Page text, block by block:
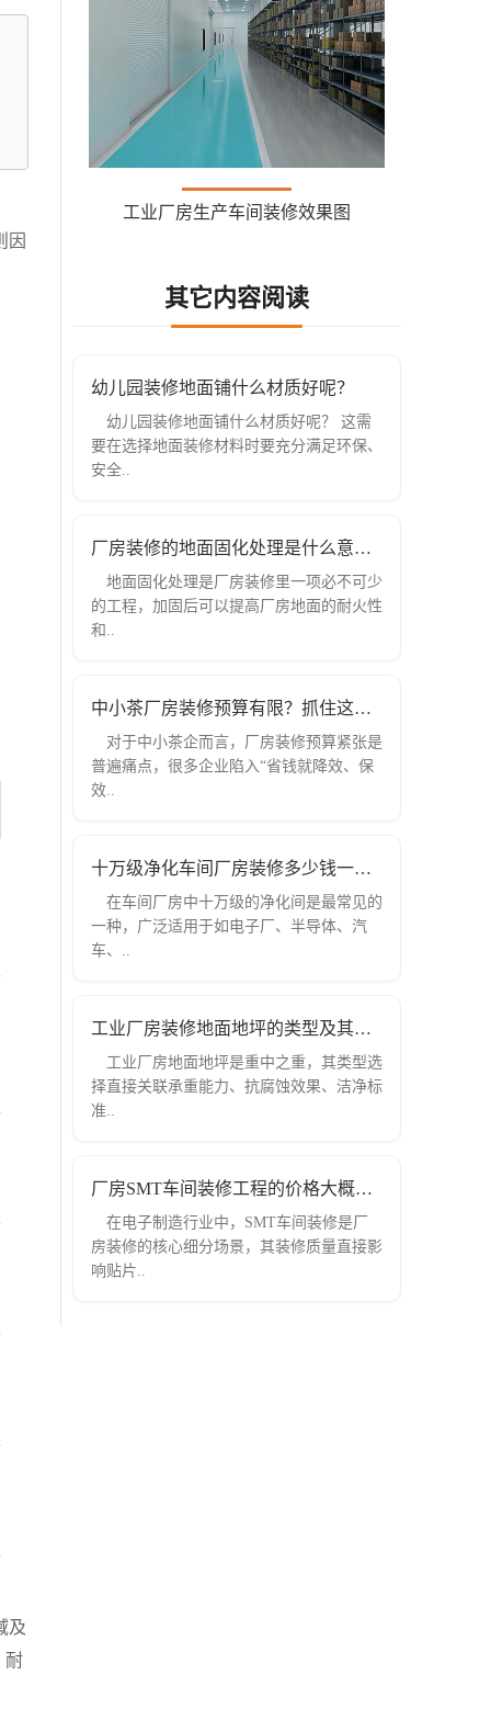
因
及
耐
工业厂房生产车间装修效果图
其它内容阅读
幼儿园装修地面铺什么材质好呢？
幼儿园装修地面铺什么材质好呢？ 这需
要在选择地面装修材料时要充分满足环保、
安全..
厂房装修的地面固化处理是什么意思？
地面固化处理是厂房装修里一项必不可少
的工程，加固后可以提高厂房地面的耐火性
和..
中小茶厂房装修预算有限？抓住这五个装
对于中小茶企而言，厂房装修预算紧张是
普遍痛点，很多企业陷入“省钱就降效、保
效..
十万级净化车间厂房装修多少钱一平米？
在车间厂房中十万级的净化间是最常见的
一种，广泛适用于如电子厂、半导体、汽
车、..
工业厂房装修地面地坪的类型及其特点是
工业厂房地面地坪是重中之重，其类型选
择直接关联承重能力、抗腐蚀效果、洁净标
准..
厂房SMT车间装修工程的价格大概是多少？
在电子制造行业中，SMT车间装修是厂
房装修的核心细分场景，其装修质量直接影
响贴片..